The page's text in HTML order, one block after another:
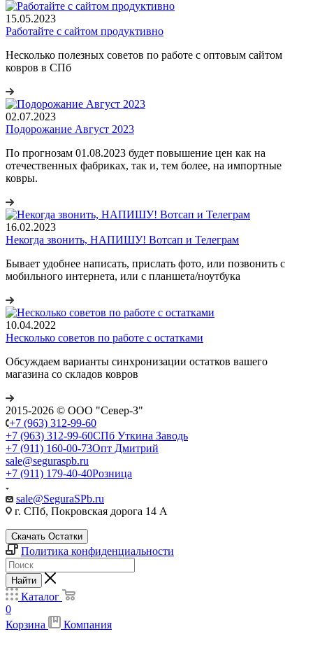
15.05.2023
Работайте с сайтом продуктивно
Несколько полезных советов по работе с оптовым сайтом
ковров в СПб
02.07.2023
Подорожание Август 2023
По прогнозам 01.08.2023 будет повышение цен как на
отечественных фабриках, так и, тем более, на импортные
ковры.
16.02.2023
Некогда звонить, НАПИШУ! Вотсап и Телеграм
Бывает удобнее написать, прислать фото, или позвонить с
мобильного интернета, или с планшета/ноутбука
10.04.2022
Несколько советов по работе с остатками
Обсуждаем варианты синхронизации остатков вашего
магазина со складов ковров
2015-2026 © ООО "Север-З"
+7 (963) 312-99-60
+7 (963) 312-99-60СПб Уткина Заводь
+7 (911) 160-00-73Опт Дмитрий
sale@seguraspb.ru
+7 (911) 179-40-40Розница
sale@SeguraSPb.ru
г. СПб, Покровская дорога 14 А
Скачать Остатки
Политика конфиденциальности
Найти
Каталог
0
Корзина
Компания